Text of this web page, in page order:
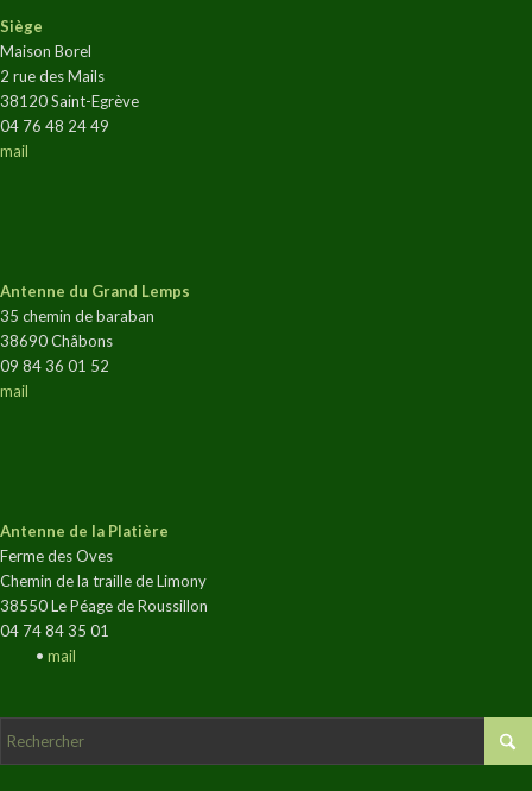
Siège
Maison Borel
2 rue des Mails
38120 Saint-Egrève
04 76 48 24 49
mail
Antenne du Grand Lemps
35 chemin de baraban
38690 Châbons
09 84 36 01 52
mail
Antenne de la Platière
Ferme des Oves
Chemin de la traille de Limony
38550 Le Péage de Roussillon
04 74 84 35 01
• mail